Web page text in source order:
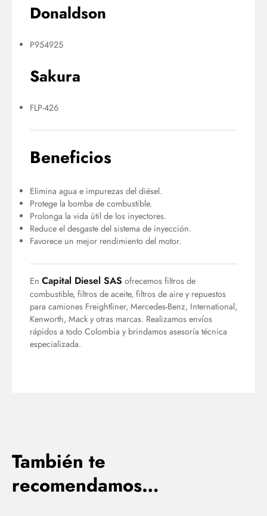
Donaldson
P954925
Sakura
FLP-426
Beneficios
Elimina agua e impurezas del diésel.
Protege la bomba de combustible.
Prolonga la vida útil de los inyectores.
Reduce el desgaste del sistema de inyección.
Favorece un mejor rendimiento del motor.
En Capital Diesel SAS ofrecemos filtros de
combustible, filtros de aceite, filtros de aire y repuestos
para camiones Freightliner, Mercedes-Benz, International,
Kenworth, Mack y otras marcas. Realizamos envíos
rápidos a todo Colombia y brindamos asesoría técnica
especializada.
También te
recomendamos…